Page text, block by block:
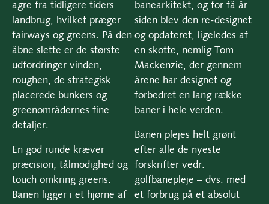
agre fra tidligere tiders
landbrug, hvilket præger
fairways og greens. På den
åbne slette er de største
udfordringer vinden,
roughen, de strategisk
placerede bunkers og
greenområdernes fine
detaljer.
En god runde kræver
præcision, tålmodighed og
touch omkring greens.
Banen ligger i et hjørne af
banearkitekt, og for få år
siden blev den re-designet
og opdateret, ligeledes af
en skotte, nemlig Tom
Mackenzie, der gennem
årene har designet og
forbedret en lang række
baner i hele verden.
Banen plejes helt grønt
efter alle de nyeste
forskrifter vedr.
golfbanepleje – dvs. med
et forbrug på et absolut